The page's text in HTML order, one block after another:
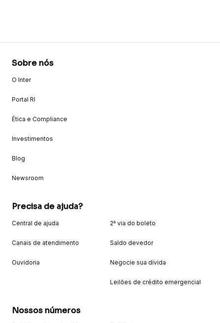
Sobre nós
O Inter
Portal RI
Ética e Compliance
Investimentos
Blog
Newsroom
Precisa de ajuda?
Central de ajuda
Canais de atendimento
Ouvidoria
2ª via do boleto
Saldo devedor
Negocie sua dívida
Leilões de crédito emergencial
Nossos números